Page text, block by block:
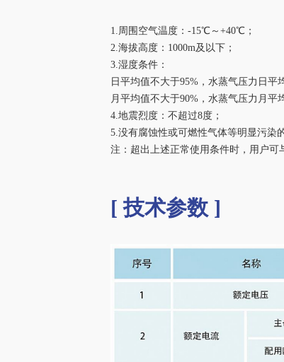
1.周围空气温度：-15℃～+40℃；
2.海拔高度：1000m及以下；
3.湿度条件：
日平均值不大于95%，水蒸气压力日平
月平均值不大于90%，水蒸气压力月平
4.地震烈度：不超过8度；
5.没有腐蚀性或可燃性气体等明显污染
注：超出上述正常使用条件时，用户可
[ 技术参数 ]